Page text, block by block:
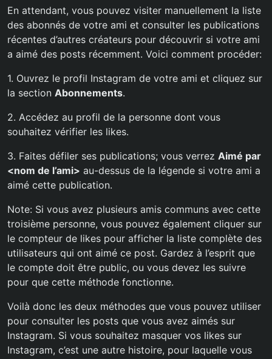
En attendant, vous pouvez visiter manuellement la liste
des abonnés de votre ami et consulter les publications
récentes d’autres créateurs pour découvrir si votre ami
a aimé des posts récemment. Voici comment procéder:
1. Ouvrez le profil Instagram de votre ami et cliquez sur
la section Abonnements.
2. Accédez au profil de la personne dont vous
souhaitez vérifier les likes.
3. Faites défiler ses publications; vous verrez Aimé par
<nom de l’ami> au-dessus de la légende si votre ami a
aimé cette publication.
Note: Si vous avez plusieurs amis communs avec cette
troisième personne, vous pouvez également cliquer sur
le compteur de likes pour afficher la liste complète des
utilisateurs qui ont aimé ce post. Gardez à l’esprit que
le compte doit être public, ou vous devez les suivre
pour que cette méthode fonctionne.
Voilà donc les deux méthodes que vous pouvez utiliser
pour consulter les posts que vous avez aimés sur
Instagram. Si vous souhaitez masquer vos likes sur
Instagram, c’est une autre histoire, pour laquelle vous